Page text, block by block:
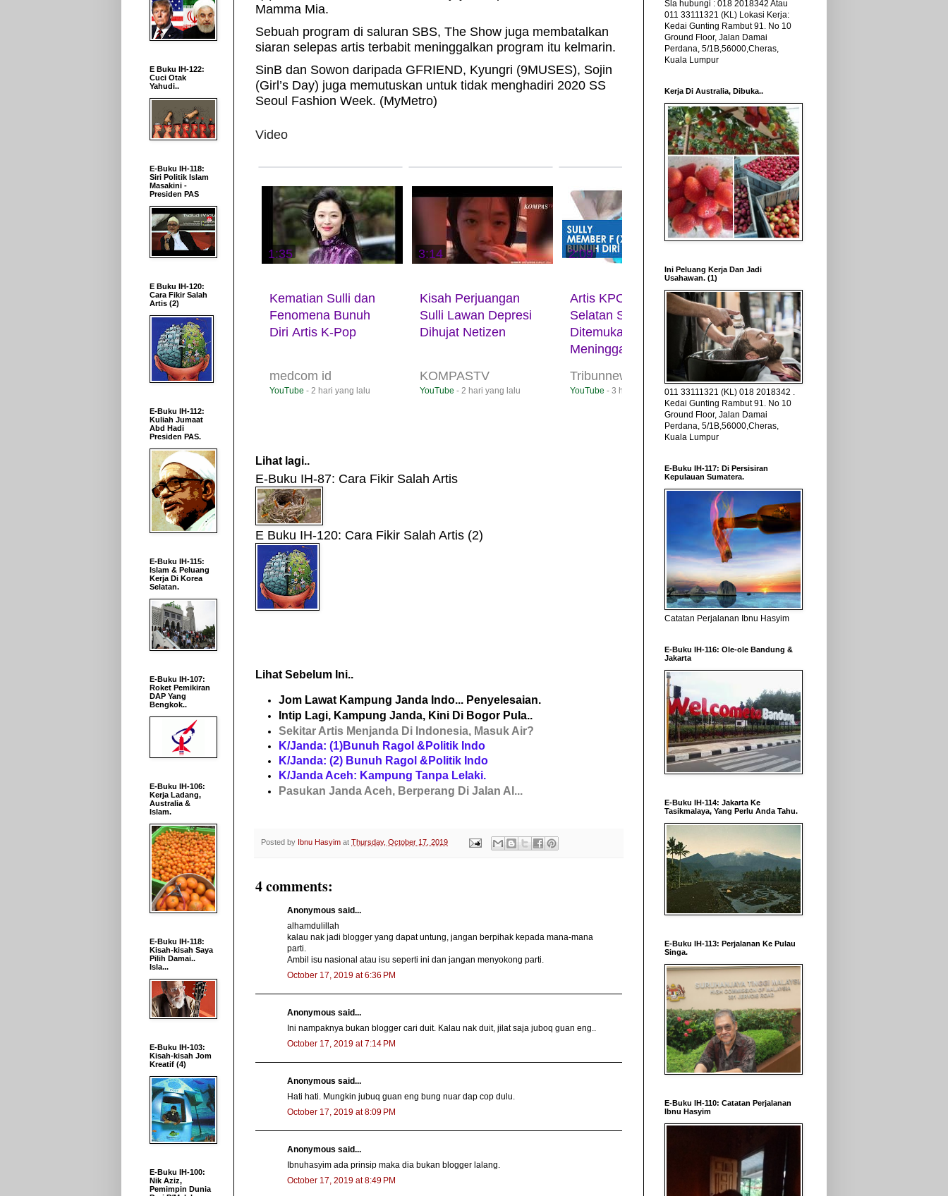
Mamma Mia.
Sebuah program di saluran SBS, The Show juga membatalkan
siaran selepas artis terbabit meninggalkan program itu kelmarin.
SinB dan Sowon daripada GFRIEND, Kyungri (9MUSES), Sojin
(Girl’s Day) juga memutuskan untuk tidak menghadiri 2020 SS
Seoul Fashion Week. (MyMetro)
Video
PRATONTON
1:35
Kematian Sulli dan
Fenomena Bunuh
Diri Artis K-Pop
medcom id
YouTube - 2 hari yang lalu
PRATONTON
3:14
Kisah Perjuangan
Sulli Lawan Depresi
Dihujat Netizen
KOMPASTV
YouTube - 2 hari yang lalu
PRATONTON
2:09
Artis KPOP Korea
Selatan Sulli F(X)
Ditemukan
Meninggal ...
TribunnewsWIKI
Official
YouTube - 3 hari yang lalu
Lihat lagi..
E-Buku IH-87: Cara Fikir Salah Artis
E Buku IH-120: Cara Fikir Salah Artis (2)
Lihat Sebelum Ini..
Jom Lawat Kampung Janda Indo... Penyelesaian.
Intip Lagi, Kampung Janda, Kini Di Bogor Pula..
Sekitar Artis Menjanda Di Indonesia, Masuk Air?
K/Janda: (1)Bunuh Ragol &Politik Indo
K/Janda: (2) Bunuh Ragol &Politik Indo
K/Janda Aceh: Kampung Tanpa Lelaki.
Pasukan Janda Aceh, Berperang Di Jalan Al...
Posted by Ibnu Hasyim at Thursday, October 17, 2019
4 comments:
Anonymous said...
alhamdulillah
kalau nak jadi blogger yang dapat untung, jangan berpihak kepada mana-mana
parti.
Ambil isu nasional atau isu seperti ini dan jangan menyokong parti.
October 17, 2019 at 6:36 PM
Anonymous said...
Ini nampaknya bukan blogger cari duit. Kalau nak duit, jilat saja juboq guan eng..
October 17, 2019 at 7:14 PM
Anonymous said...
Hati hati. Mungkin jubuq guan eng bung nuar dap cop dulu.
October 17, 2019 at 8:09 PM
Anonymous said...
Ibnuhasyim ada prinsip maka dia bukan blogger lalang.
October 17, 2019 at 8:49 PM
E Buku IH-122:
Cuci Otak
Yahudi..
E-Buku IH-118:
Siri Politik Islam
Masakini -
Presiden PAS
E Buku IH-120:
Cara Fikir Salah
Artis (2)
E-Buku IH-112:
Kuliah Jumaat
Abd Hadi
Presiden PAS.
E-Buku IH-115:
Islam & Peluang
Kerja Di Korea
Selatan.
E-Buku IH-107:
Roket Pemikiran
DAP Yang
Bengkok..
E-Buku IH-106:
Kerja Ladang,
Australia &
Islam.
E-Buku IH-118:
Kisah-kisah Saya
Pilih Damai..
Isla...
E-Buku IH-103:
Kisah-kisah Jom
Kreatif (4)
E-Buku IH-100:
Nik Aziz,
Pemimpin Dunia
Sla hubungi : 018 2018342 Atau
011 33111321 (KL) Lokasi Kerja:
Kedai Gunting Rambut 91. No 10
Ground Floor, Jalan Damai
Perdana, 5/1B,56000,Cheras,
Kuala Lumpur
Kerja Di Australia, Dibuka..
Ini Peluang Kerja Dan Jadi
Usahawan. (1)
011 33111321 (KL) 018 2018342 .
Kedai Gunting Rambut 91. No 10
Ground Floor, Jalan Damai
Perdana, 5/1B,56000,Cheras,
Kuala Lumpur
E-Buku IH-117: Di Persisiran
Kepulauan Sumatera.
Catatan Perjalanan Ibnu Hasyim
E-Buku IH-116: Ole-ole Bandung &
Jakarta
E-Buku IH-114: Jakarta Ke
Tasikmalaya, Yang Perlu Anda Tahu.
E-Buku IH-113: Perjalanan Ke Pulau
Singa.
E-Buku IH-110: Catatan Perjalanan
Ibnu Hasyim